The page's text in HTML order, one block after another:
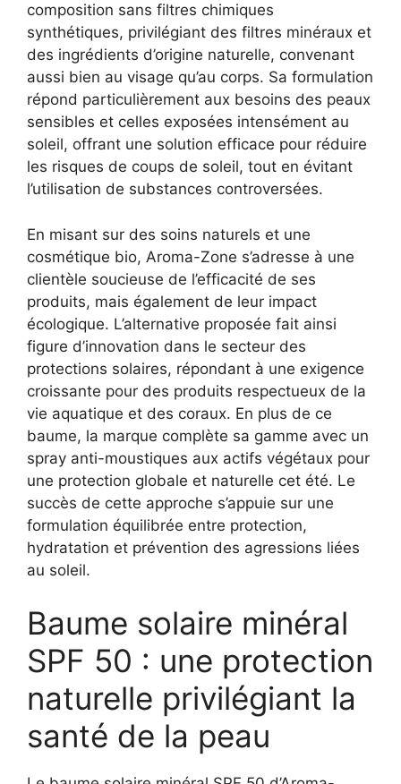
composition sans filtres chimiques
synthétiques, privilégiant des filtres minéraux et
des ingrédients d’origine naturelle, convenant
aussi bien au visage qu’au corps. Sa formulation
répond particulièrement aux besoins des peaux
sensibles et celles exposées intensément au
soleil, offrant une solution efficace pour réduire
les risques de coups de soleil, tout en évitant
l’utilisation de substances controversées.
En misant sur des soins naturels et une
cosmétique bio, Aroma-Zone s’adresse à une
clientèle soucieuse de l’efficacité de ses
produits, mais également de leur impact
écologique. L’alternative proposée fait ainsi
figure d’innovation dans le secteur des
protections solaires, répondant à une exigence
croissante pour des produits respectueux de la
vie aquatique et des coraux. En plus de ce
baume, la marque complète sa gamme avec un
spray anti-moustiques aux actifs végétaux pour
une protection globale et naturelle cet été. Le
succès de cette approche s’appuie sur une
formulation équilibrée entre protection,
hydratation et prévention des agressions liées
au soleil.
Baume solaire minéral
SPF 50 : une protection
naturelle privilégiant la
santé de la peau